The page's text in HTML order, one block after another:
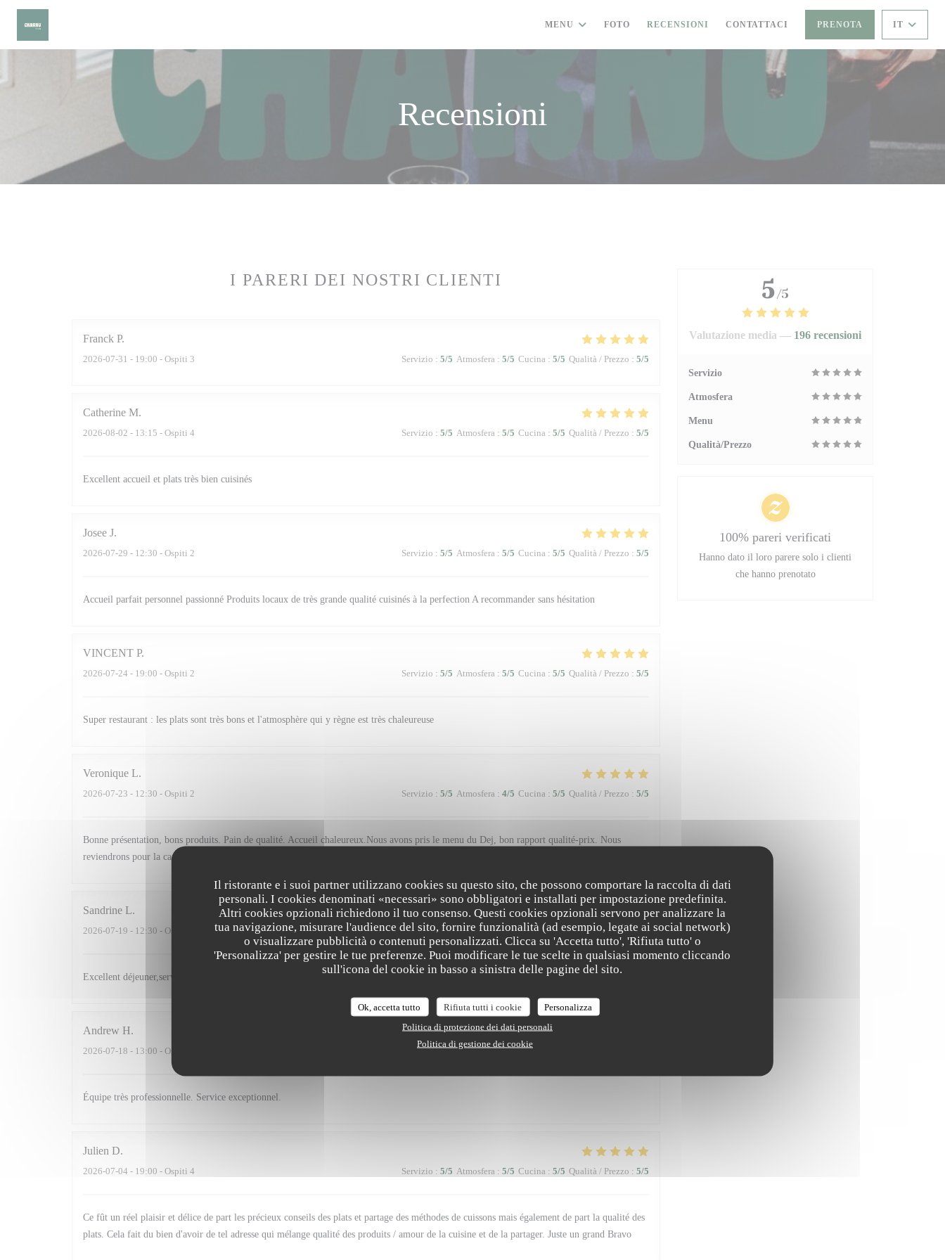
Personalizzazione delle tue scelte sui cookie
Il ristorante e i suoi partner utilizzano cookies su questo sito, che possono comportare la raccolta di dati
personali. I cookies denominati «necessari» sono obbligatori e installati per impostazione predefinita.
Altri cookies opzionali richiedono il tuo consenso. Questi cookies opzionali servono per analizzare la
tua navigazione, misurare l'audience del sito, fornire funzionalità (ad esempio, legate ai social network)
o visualizzare pubblicità o contenuti personalizzati. Clicca su 'Accetta tutto', 'Rifiuta tutto' o
'Personalizza' per gestire le tue preferenze. Puoi modificare le tue scelte in qualsiasi momento cliccando
sull'icona del cookie in basso a sinistra delle pagine del sito.
Ok, accetta tutto Rifiuta tutti i cookie
Personalizza
Politica di protezione dei dati personali
Politica di gestione dei cookie
MENU FOTO RECENSIONI CONTATTACI PRENOTA IT
Recensioni
I PARERI DEI NOSTRI CLIENTI
Franck P
2026-07-31 - 19:00 - Ospiti 3 Servizio : 5/5 Atmosfera : 5/5 Cucina : 5/5 Qualità / Prezzo : 5/5
Catherine M
2026-08-02 - 13:15 - Ospiti 4 Servizio : 5/5 Atmosfera : 5/5 Cucina : 5/5 Qualità / Prezzo : 5/5
Excellent accueil et plats très bien cuisinés
Josee J
2026-07-29 - 12:30 - Ospiti 2 Servizio : 5/5 Atmosfera : 5/5 Cucina : 5/5 Qualità / Prezzo : 5/5
Accueil parfait personnel passionné Produits locaux de très grande qualité cuisinés à la perfection A recommander sans hésitation
VINCENT P
2026-07-24 - 19:00 - Ospiti 2 Servizio : 5/5 Atmosfera : 5/5 Cucina : 5/5 Qualità / Prezzo : 5/5
Super restaurant : les plats sont très bons et l'atmosphère qui y règne est très chaleureuse
Veronique L
2026-07-23 - 12:30 - Ospiti 2 Servizio : 5/5 Atmosfera : 4/5 Cucina : 5/5 Qualità / Prezzo : 5/5
Bonne présentation, bons produits. Pain de qualité. Accueil chaleureux.Nous avons pris le menu du Dej, bon rapport qualité-prix. Nous
reviendrons pour la carte.
Sandrine L
2026-07-19 - 12:30 - Ospiti 2 Servizio: 5/5 Atmosfera: 5/5 Cucina: 5/5 Qualità / Prezzo: 5 /5
Excellent déjeuner,service impeccable Mérite sa place au Michelin . Très bon moment
Andrew H
2026-07-18 - 13:00 - Ospiti 2 Servizio: 5/5 Atmosfera: 5/5 Cucina
Équipe très professionnelle. Service exceptionnel.
Julien D
2026-07-04 - 19:00 - Ospiti 4 Servizio : 5/5 Atmosfera : 5/5 Cucina : 5/5 Qualità / Prezzo : 5/5
Ce fût un réel plaisir et délice de part les précieux conseils des plats et partage des méthodes de cuissons mais également de part la qualité des
plats. Cela fait du bien d'avoir de tel adresse qui mélange qualité des produits / amour de la cuisine et de la partager. Juste un grand Bravo
5 /5
Valutazione media — 196 recensioni
Servizio
Atmosfera
Menu
Qualità/Prezzo
100% pareri verificati
Hanno dato il loro parere solo i clienti
che hanno prenotato